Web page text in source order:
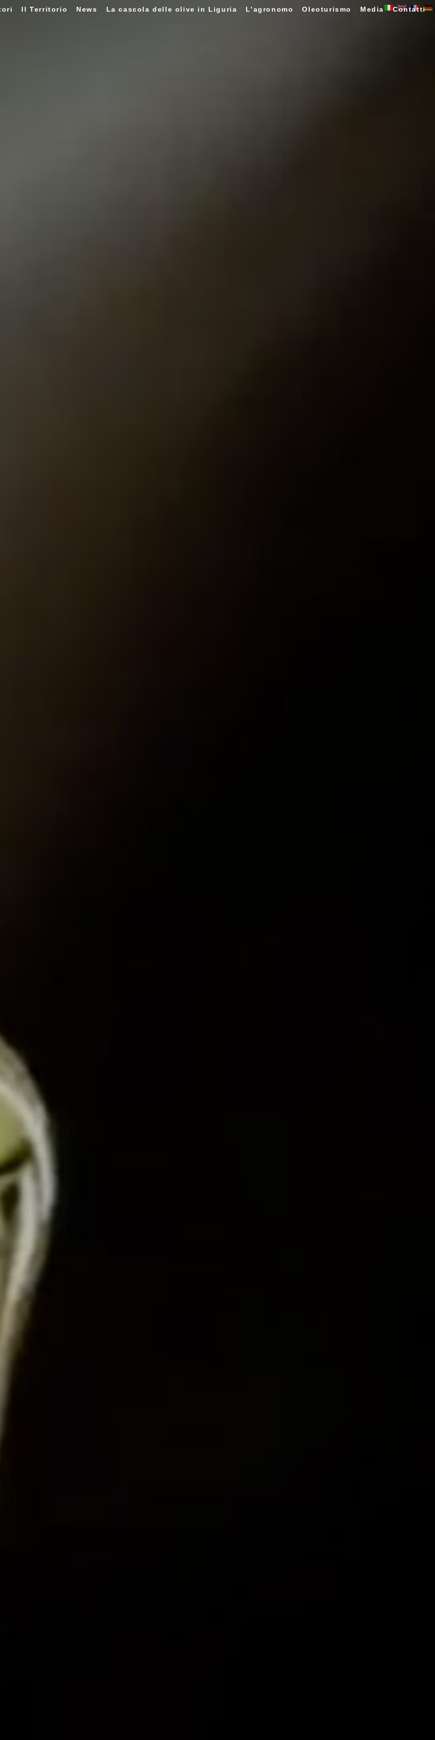
Il Territorio News La cascola delle olive in Liguria L’agronomo Oleoturismo Media Contatti